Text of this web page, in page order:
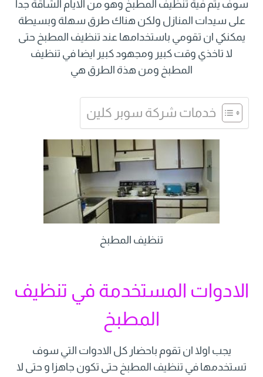
سوف يتم فية تنظيف المطبخ وهو من الايام الشاقة جدا
على سيدات المنازل ولكن هناك طرق سهلة وبسيطة
يمكنكي ان تقومي باستخدامها عند تنظيف المطبخ حتى
لا تاخذي وقت كبير ومجهود كبير ايضا في تنظيف
المطبخ ومن هذة الطرق هي
خدمات شركة سوبر كلين
تنظيف المطبخ
الادوات المستخدمة في تنظيف
المطبخ
يجب اولا ان تقوم باحضار كل الادوات التي سوف
تستخدمها في تنظيف المطبخ حتى تكون جاهزا و حتى لا